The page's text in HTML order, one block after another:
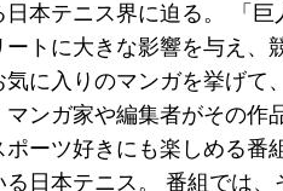
本テニス界に迫る。 「
トに大きな影響を与え
に入りのマンガを挙げ
ンガ家や編集者がその
ーツ好きにも楽しめる
日本テニス。 番組では